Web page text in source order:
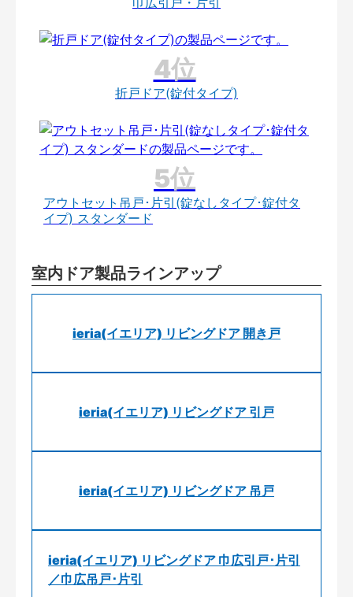
折戸ドア(錠付タイプ)
アウトセット吊戸･片引(錠なしタイプ･錠付タ
イプ) スタンダード
室内ドア製品ラインアップ
ieria(イエリア) リビングドア 開き戸
ieria(イエリア) リビングドア 引戸
ieria(イエリア) リビングドア 吊戸
ieria(イエリア) リビングドア 巾広引戸･片引
／巾広吊戸･片引